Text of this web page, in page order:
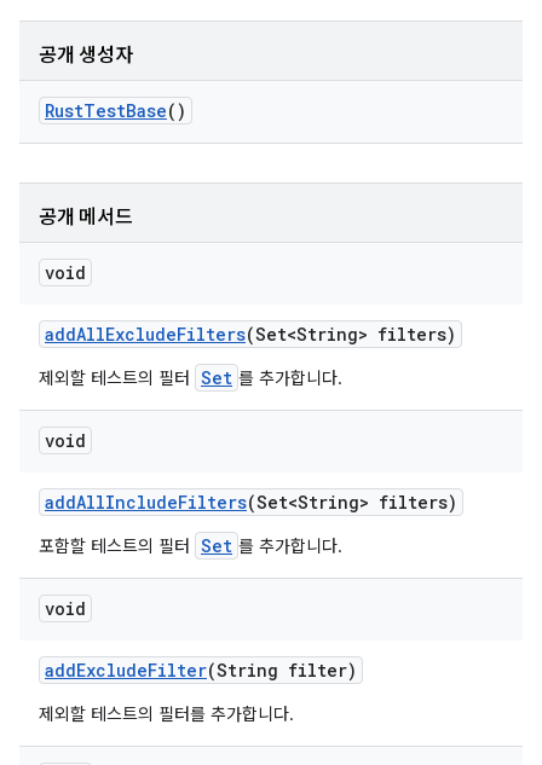
공개 생성자
RustTestBase()
공개 메서드
void
addAllExcludeFilters(Set<String> filters)
제외할 테스트의 필터 Set 를 추가합니다.
void
addAllIncludeFilters(Set<String> filters)
포함할 테스트의 필터 Set 를 추가합니다.
void
addExcludeFilter(String filter)
제외할 테스트의 필터를 추가합니다.